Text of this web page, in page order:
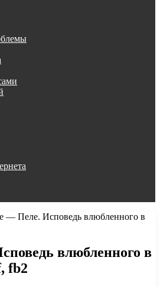
— Пеле. Исповедь влюбленного в
влюбленного в
fb2